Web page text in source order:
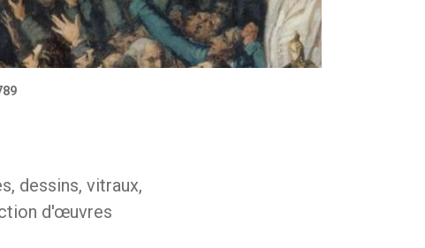
dessins, vitraux,
d'œuvres